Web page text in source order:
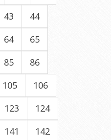
43
44
64
65
85
86
105
106
123
124
141
142